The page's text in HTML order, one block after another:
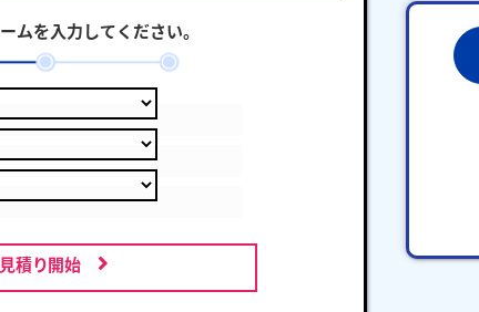
ムを入力してください。
積り開始